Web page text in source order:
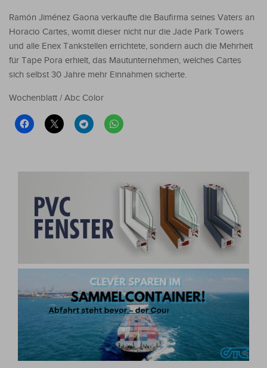
Ramón Jiménez Gaona verkaufte die Baufirma seines Vaters an
Horacio Cartes, womit dieser nicht nur die Jade Park Towers
und alle Enex Tankstellen errichtete, sondern auch die Mehrheit
für Tape Pora erhielt, das Mautunternehmen, welches Cartes
sich selbst 30 Jahre mehr Einnahmen sicherte.
Wochenblatt / Abc Color